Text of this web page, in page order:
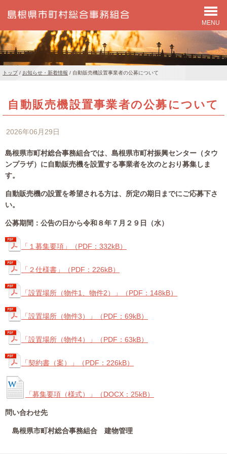
このページの本文へ
MENU
現
トップ/ お知らせ・新着情報 / 自動販売機設置事業者の公募について
自動販売機設置事業者の公募について
2026年06月29日
島根県市町村総合事務組合では、島根県市町村振興センター（タウ
ンプラザ）に自動販売機を設置する事業者を次のとおり募集しま
す。
自動販売機の設置を希望される方は、所定の期日までにご応募下さ
い。
公募期間：公告の日から令和８年７月２９日（水）
「１募集要項」（PDF：332kB）
「２仕様書」（PDF：226kB）
「設置場所（物件1、物件2）」（PDF：148kB）
「設置場所（物件3）」（PDF：69kB）
「設置場所（物件4）」（PDF：63kB）
「契約書（案）」（PDF：226kB）
「募集要項（様式）」（DOCX：25kB）
問い合わせ先
島根県市町村総合事務組合 建物管理